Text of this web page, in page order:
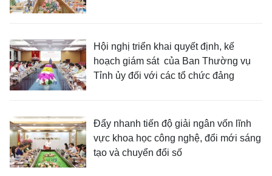
Hội nghị triển khai quyết định, kế
hoạch giám sát của Ban Thường vụ
Tỉnh ủy đối với các tổ chức đảng
Đẩy nhanh tiến độ giải ngân vốn lĩnh
vực khoa học công nghệ, đổi mới sáng
tạo và chuyển đổi số